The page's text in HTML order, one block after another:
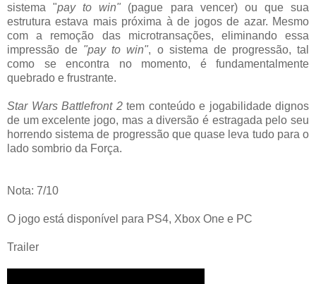
sistema "pay to win" (pague para vencer) ou que sua
estrutura estava mais próxima à de jogos de azar. Mesmo
com a remoção das microtransações, eliminando essa
impressão de "pay to win", o sistema de progressão, tal
como se encontra no momento, é fundamentalmente
quebrado e frustrante.
Star Wars Battlefront 2 tem conteúdo e jogabilidade dignos
de um excelente jogo, mas a diversão é estragada pelo seu
horrendo sistema de progressão que quase leva tudo para o
lado sombrio da Força.
Nota: 7/10
O jogo está disponível para PS4, Xbox One e PC
Trailer